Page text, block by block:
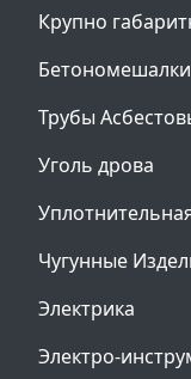
Крупно
Бетономешалки
Трубы
Уголь дрова
Чугунные
Электрика
Электро-